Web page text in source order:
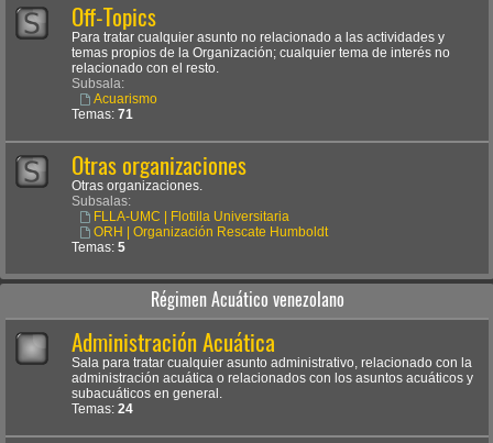
Off-Topics
Para tratar cualquier asunto no relacionado a las actividades y
temas propios de la Organización; cualquier tema de interés no
relacionado con el resto.
Subsala:
Acuarismo
Temas: 71
Otras organizaciones
Otras organizaciones.
Subsalas:
FLLA-UMC | Flotilla Universitaria
ORH | Organización Rescate Humboldt
Temas: 5
Régimen Acuático venezolano
Administración Acuática
Sala para tratar cualquier asunto administrativo, relacionado con la
administración acuática o relacionados con los asuntos acuáticos y
subacuáticos en general.
Temas: 24